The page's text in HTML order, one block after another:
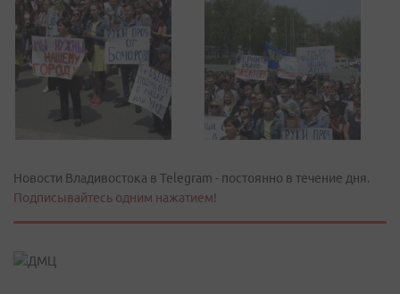
Новости Владивостока в Telegram - постоянно в течение дня.
Подписывайтесь одним нажатием!